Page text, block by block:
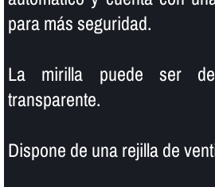
para más seguridad.
La mirilla puede ser
transparente.
Dispone de una rejilla de